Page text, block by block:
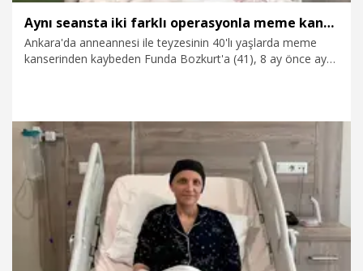
Aynı seansta iki farklı operasyonla meme kanserini yendi
Ankara'da anneannesi ile teyzesinin 40'lı yaşlarda meme
kanserinden kaybeden Funda Bozkurt'a (41), 8 ay önce aynı
seansta iki farklı koruyucu cerrahiyle sağlığına kavuştu.
29.07.2026 Video